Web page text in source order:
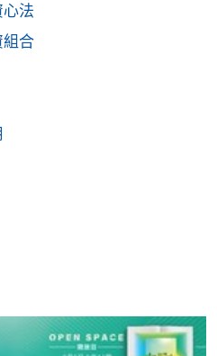
錄方式的課程，請填妥
交。
程可能需要其他資料，報名
課程負責人索取。填妥申請
法
組合